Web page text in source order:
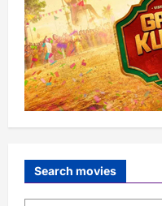
Search movies